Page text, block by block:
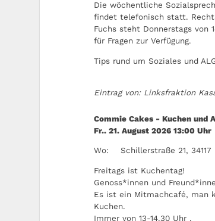
Die wöchentliche
findet telefonisch statt.
Fuchs steht Donnerstags von
für Fragen zur Verfügung.
Tips rund um Soziales und
Eintrag von: Linksfraktion
Commie Cakes - Kuchen und
Fr.. 21. August 2026 13:00 Uhr
Wo: Schillerstraße 21,
Freitags ist Kuchentag!
Genoss*innen und
Es ist ein Mitmachcafé, man
Kuchen.
Immer von 13-14.30 Uhr .